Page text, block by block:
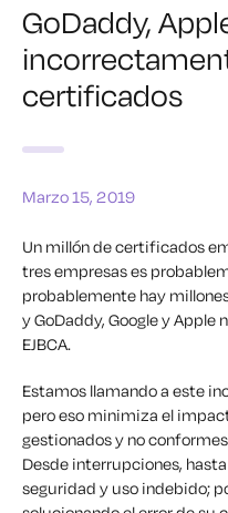
GoDaddy,
certificados
Marzo 15, 2019
Un millón de certificados
tres empresas es
probablemente hay
y GoDaddy, Google y Apple
EJBCA.
Estamos llamando a este
pero eso minimiza el
gestionados y no
Desde interrupciones,
seguridad y uso indebido;